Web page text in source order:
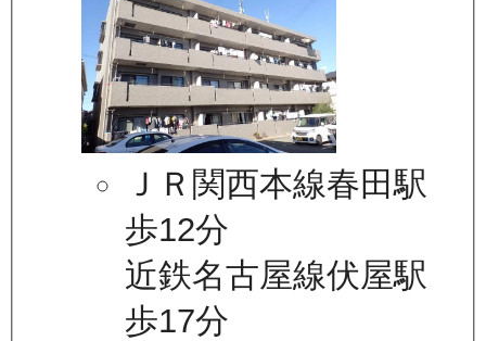
ＪＲ関西本線春田駅
歩12分
近鉄名古屋線伏屋駅
歩17分